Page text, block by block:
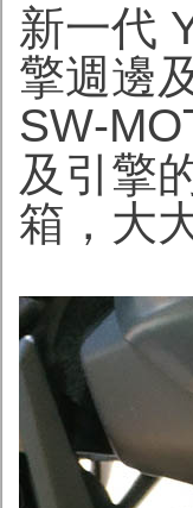
新一代
擎週邊
及引擎
箱，大